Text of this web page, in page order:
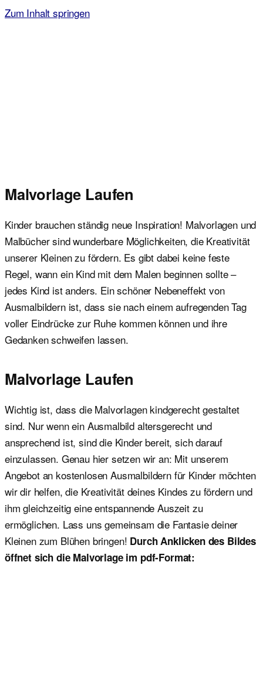
Zum Inhalt springen
Malvorlage Laufen
Kinder brauchen ständig neue Inspiration! Malvorlagen und
Malbücher sind wunderbare Möglichkeiten, die Kreativität
unserer Kleinen zu fördern. Es gibt dabei keine feste
Regel, wann ein Kind mit dem Malen beginnen sollte –
jedes Kind ist anders. Ein schöner Nebeneffekt von
Ausmalbildern ist, dass sie nach einem aufregenden Tag
voller Eindrücke zur Ruhe kommen können und ihre
Gedanken schweifen lassen.
Malvorlage Laufen
Wichtig ist, dass die Malvorlagen kindgerecht gestaltet
sind. Nur wenn ein Ausmalbild altersgerecht und
ansprechend ist, sind die Kinder bereit, sich darauf
einzulassen. Genau hier setzen wir an: Mit unserem
Angebot an kostenlosen Ausmalbildern für Kinder möchten
wir dir helfen, die Kreativität deines Kindes zu fördern und
ihm gleichzeitig eine entspannende Auszeit zu
ermöglichen. Lass uns gemeinsam die Fantasie deiner
Kleinen zum Blühen bringen! Durch Anklicken des Bildes
öffnet sich die Malvorlage im pdf-Format: